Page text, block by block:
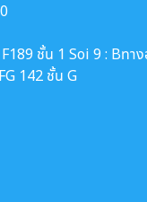
ชั้น 1 Soi 9 : Bทา
142 ชั้น G